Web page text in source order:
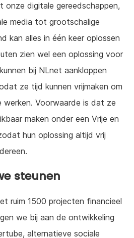
onze digitale gereedschappen,
media tot grootschalige
kan alles in één keer oplossen
zien wel een oplossing voor
bij NLnet aankloppen
ze tijd kunnen vrijmaken om
werken. Voorwaarde is dat ze
maken onder een Vrije en
hun oplossing altijd vrij
steunen
ruim 1500 projecten financieel
we bij aan de ontwikkeling
alternatieve sociale